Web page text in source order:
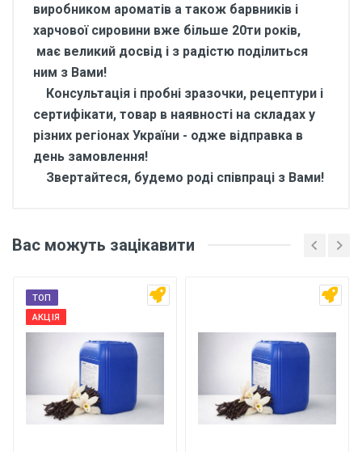
виробником ароматів а також барвників і
харчової сировини вже більше 20ти років,
має великий досвід і з радістю поділиться
ним з Вами!
Консультація і пробні зразочки, рецептури і
сертифікати, товар в наявності на складах у
різних регіонах України - одже відправка в
день замовлення!
Звертайтеся, будемо роді співпраці з Вами!
Основні характеристики
Бренд
Країна виробник
Україна
Барбарис 10 кг
Відгуки про товар поки що відсутні.
Написати відгук
Вас можуть зацікавити
ТОП
АКЦІЯ